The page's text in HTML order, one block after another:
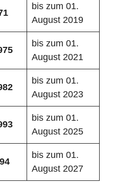
bis zum 01.
August 2019
bis zum 01.
August 2021
bis zum 01.
August 2023
bis zum 01.
August 2025
bis zum 01.
August 2027